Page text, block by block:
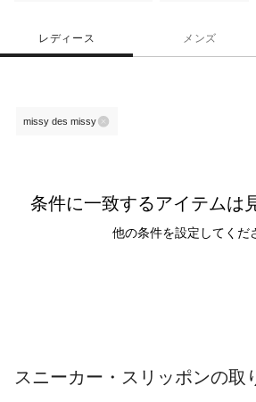
レディース メンズ
missy des missy
条件に一致するアイテムは
他の条件を設定してくだ
スニーカー・スリッポンの取